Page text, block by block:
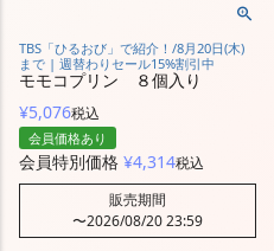
TBS「ひるおび」で紹介！/8月20日(木)
まで | 週替わりセール15%割引中
モモコプリン ８個入り
¥5,076税込
会員価格あり
会員特別価格 ¥4,314税込
販売期間
〜2026/08/20 23:59